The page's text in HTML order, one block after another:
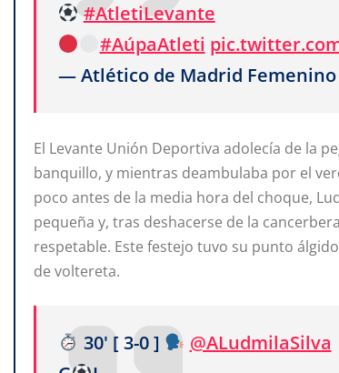
#AtletiLevante
#AúpaAtleti
— Atlético de Madrid
El Levante Unión Deportiva adolecía de la
banquillo, y mientras deambulaba por el
poco antes de la media hora del choque,
pequeña y, tras deshacerse de la
respetable. Este festejo tuvo su punto
de voltereta.
30' [ 3-0 ]
@ALudmilaSilva